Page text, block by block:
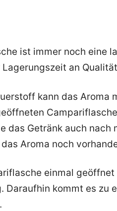
ist immer noch eine
an
kann das Aroma
das Getränk auch
Aroma noch
einmal
Daraufhin kommt es zu